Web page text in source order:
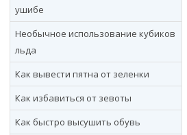
ушибе
Необычное использование кубиков
льда
Как вывести пятна от зеленки
Как избавиться от зевоты
Как быстро высушить обувь